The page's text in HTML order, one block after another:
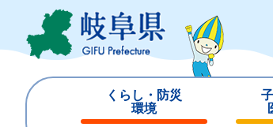
ジ
ュ
くらし・防災
環境